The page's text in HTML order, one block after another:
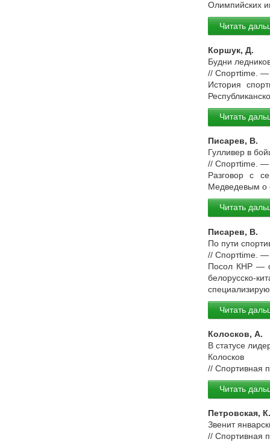
Олимпийских
Читать
Коршук, Д.
Будни
// Спортtime.
История
Читать
Писарев, В.
Гулливер в
// Спортtime.
Разговор с
Медведевым о
Читать
Писарев, В.
По пути
// Спортtime.
Посол КНР — о
белорусско-
Читать
Колосков, А.
В статусе
Колосков
// Спортивная
Читать
Петровская, К.
Звенит
// Спортивная